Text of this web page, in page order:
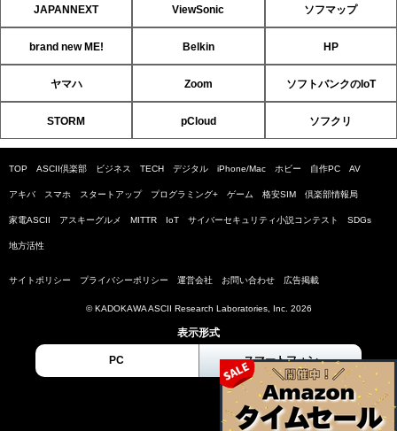
JAPANNEXT ViewSonic ソフマップ
brand new ME! Belkin HP
ヤマハ Zoom ソフトバンクのIoT
STORM pCloud ソフクリ
TOP ASCII倶楽部 ビジネス TECH デジタル iPhone/Mac ホビー 自作PC AV
アキバ スマホ スタートアップ プログラミング+ ゲーム 格安SIM 倶楽部情報局
家電ASCII アスキーグルメ MITTR IoT サイバーセキュリティ小説コンテスト SDGs
地方活性
サイトポリシー プライバシーポリシー 運営会社 お問い合わせ 広告掲載
© KADOKAWA ASCII Research Laboratories, Inc. 2026
表示形式
PC スマートフォン